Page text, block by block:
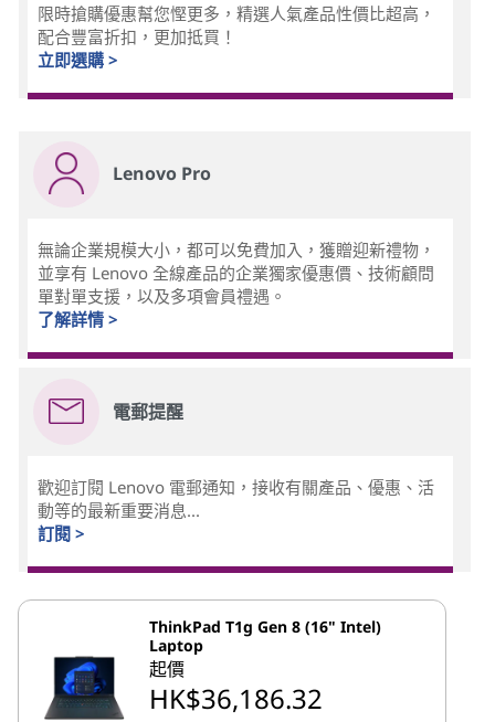
限時搶購優惠幫您慳更多，精選人氣產品性價比超高，
配合豐富折扣，更加抵買！
立即選購 >
Lenovo Pro
無論企業規模大小，都可以免費加入，獲贈迎新禮物，
並享有 Lenovo 全線產品的企業獨家優惠價、技術顧問
單對單支援，以及多項會員禮遇。
了解詳情 >
電郵提醒
歡迎訂閱 Lenovo 電郵通知，接收有關產品、優惠、活
動等的最新重要消息...
訂閱 >
ThinkPad T1g Gen 8 (16" Intel)
Laptop
起價
HK$36,186.32